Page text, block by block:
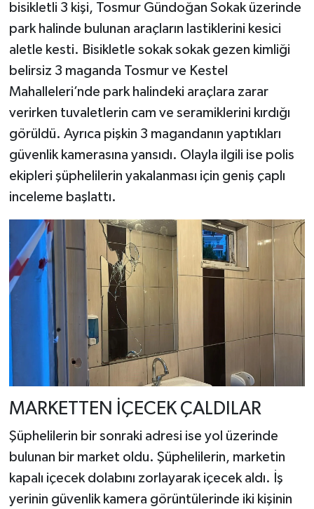
bisikletli 3 kişi, Tosmur Gündoğan Sokak üzerinde
park halinde bulunan araçların lastiklerini kesici
aletle kesti. Bisikletle sokak sokak gezen kimliği
belirsiz 3 maganda Tosmur ve Kestel
Mahalleleri’nde park halindeki araçlara zarar
verirken tuvaletlerin cam ve seramiklerini kırdığı
görüldü. Ayrıca pişkin 3 magandanın yaptıkları
güvenlik kamerasına yansıdı. Olayla ilgili ise polis
ekipleri şüphelilerin yakalanması için geniş çaplı
inceleme başlattı.
MARKETTEN İÇECEK ÇALDILAR
Şüphelilerin bir sonraki adresi ise yol üzerinde
bulunan bir market oldu. Şüphelilerin, marketin
kapalı içecek dolabını zorlayarak içecek aldı. İş
yerinin güvenlik kamera görüntülerinde iki kişinin